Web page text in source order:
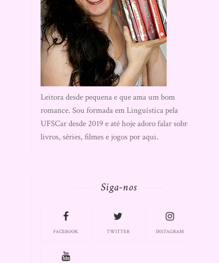
Leitora desde pequena e que ama um bom
romance. Sou formada em Linguística pela
UFSCar desde 2019 e até hoje adoro falar sobre
livros, séries, filmes e jogos por aqui.
Siga-nos
FACEBOOK TWITTER INSTAGRAM